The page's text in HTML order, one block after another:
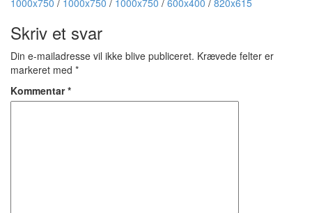
1000x750 / 1000x750 / 1000x750 / 600x400 / 820x615
Skriv et svar
Din e-mailadresse vil ikke blive publiceret. Krævede felter er
markeret med *
Kommentar*